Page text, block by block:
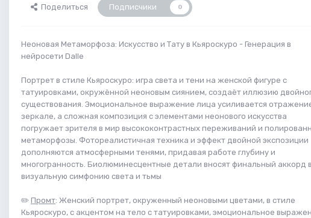
Поделиться Подписчики 0
Неоновая Метаморфоза: Искусство и Тату в Кьяроскуро - Генерация в
нейросети Dalle
Портрет в стиле Кьяроскуро: игра света и тени на женской фигуре с
татуировками, окружённой неоновым сиянием, создаёт иллюзию
существования. Эмоциональное выражение лица усиливается
зеркале, а сложная композиция с элементами неонового искусства
погружает зрителя в мир высококонтрастных переживаний и
метаморфозы. Фотореалистичная техника и эффект двойной экспозиции
дополняются атмосферными тенями, придавая работе глубину и
многогранность. Биолюминесцентные детали вносят финальный аккорд
визуальную симфонию света и тьмы
✏️ Промт: Женский портрет, окруженный неоновыми цветами, в стиле
Кьяроскуро, с акцентом на тело с татуировками, эмоциональное